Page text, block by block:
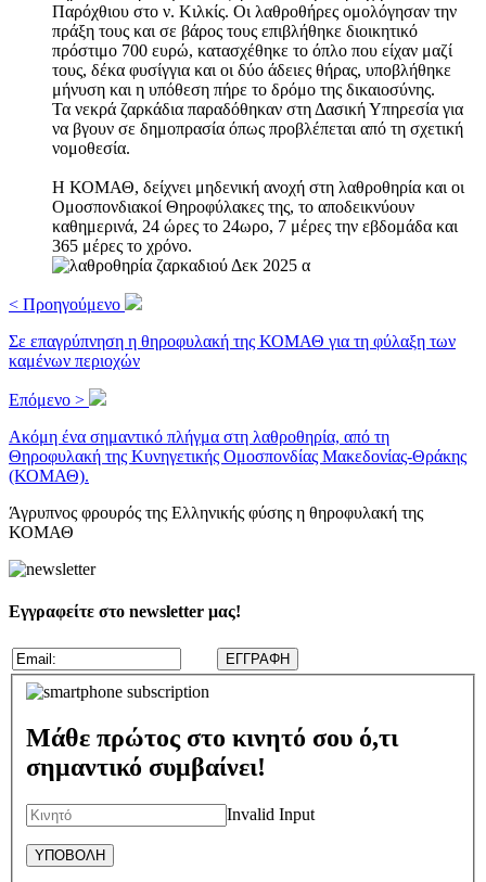
Παρόχθιου στο ν. Κιλκίς. Οι λαθροθήρες ομολόγησαν την
πράξη τους και σε βάρος τους επιβλήθηκε διοικητικό
πρόστιμο 700 ευρώ, κατασχέθηκε το όπλο που είχαν μαζί
τους, δέκα φυσίγγια και οι δύο άδειες θήρας, υποβλήθηκε
μήνυση και η υπόθεση πήρε το δρόμο της δικαιοσύνης.
Τα νεκρά ζαρκάδια παραδόθηκαν στη Δασική Υπηρεσία για
να βγουν σε δημοπρασία όπως προβλέπεται από τη σχετική
νομοθεσία.
Η ΚΟΜΑΘ, δείχνει μηδενική ανοχή στη λαθροθηρία και οι
Ομοσπονδιακοί Θηροφύλακες της, το αποδεικνύουν
καθημερινά, 24 ώρες το 24ωρο, 7 μέρες την εβδομάδα και
365 μέρες το χρόνο.
< Προηγούμενο
Σε επαγρύπνηση η θηροφυλακή της ΚΟΜΑΘ για τη φύλαξη των
καμένων περιοχών
Επόμενο >
Ακόμη ένα σημαντικό πλήγμα στη λαθροθηρία, από τη
Θηροφυλακή της Κυνηγετικής Ομοσπονδίας Μακεδονίας-Θράκης
(ΚΟΜΑΘ).
Άγρυπνος φρουρός της Ελληνικής φύσης η θηροφυλακή της
ΚΟΜΑΘ
Εγγραφείτε στο newsletter μας!
Μάθε πρώτος στο κινητό σου ό,τι
σημαντικό συμβαίνει!
Invalid Input